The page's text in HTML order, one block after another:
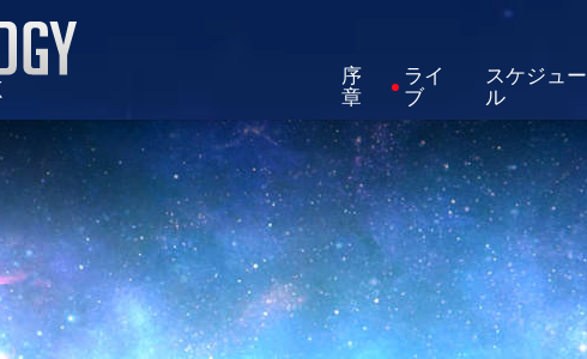
序
章
ライ
ブ
スケジュー
ル